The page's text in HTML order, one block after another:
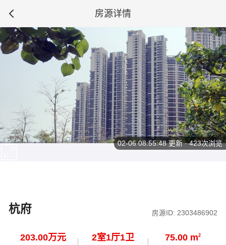
房源详情
杭府 房源ID: 2303486902
203.00万元 2室1厅1卫 75.00 m2
02-06 08:55:48更新 · 423次浏览